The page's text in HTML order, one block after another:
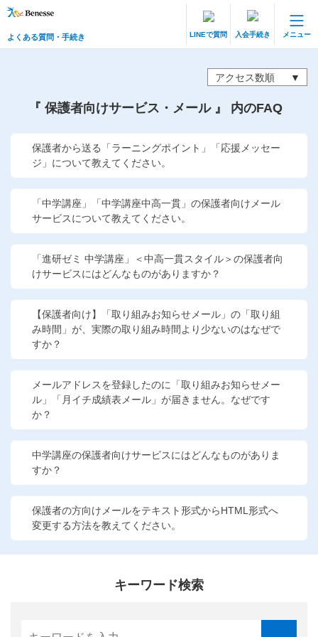
よくある質問・手続き LINEで質問 入会手続き メニュー
登録情報の変更・各種お手続き
会員ページへログイン
お客様サポート(手続き・照会)
よくある質問・お問い合わせ
カテゴリーから探す
お問い合わせ窓口
他の講座のよくある質問・手続きはこちら
こどもちゃれんじ
進研ゼミ 小学講座
進研ゼミ 中学講座
会員サイトはこちら
アクセス数順
『 保護者向けサービス・メール 』 内のFAQ
保護者から送る「ラーニングポイント」「応援メッセー
ジ」について教えてください。
「中学講座」「中学講座中高一貫」の保護者向けメール
サービスについて教えてください。
「進研ゼミ 中学講座」＜中高一貫スタイル＞の保護者向
けサービスにはどんなものがありますか？
【保護者向け】「取り組みお知らせメール」の「取り組
み時間」が、実際の取り組み時間より少ないのはなぜで
すか？
メールアドレスを登録したのに「取り組みお知らせメー
ル」「月イチ成績表メール」が届きません。なぜです
か？
中学講座の保護者向けサービスにはどんなものがありま
すか？
保護者の方向けメールをテキスト形式からHTML形式へ
変更する方法を教えてください。
キーワード検索